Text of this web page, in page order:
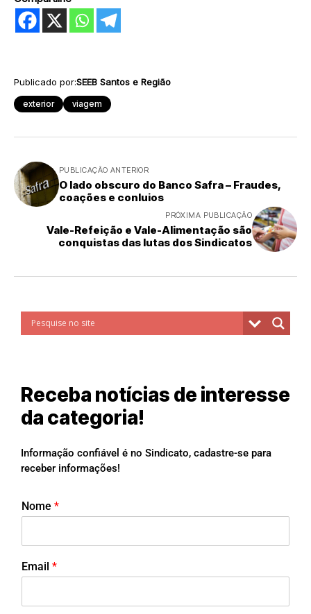
Publicado por:SEEB Santos e Região
exterior viagem
PUBLICAÇÃO ANTERIOR
O lado obscuro do Banco Safra – Fraudes,
coações e conluios
PRÓXIMA PUBLICAÇÃO
Vale-Refeição e Vale-Alimentação são
conquistas das lutas dos Sindicatos
Receba notícias de interesse
da categoria!
Informação confiável é no Sindicato, cadastre-se para
receber informações!
Nome *
Email *